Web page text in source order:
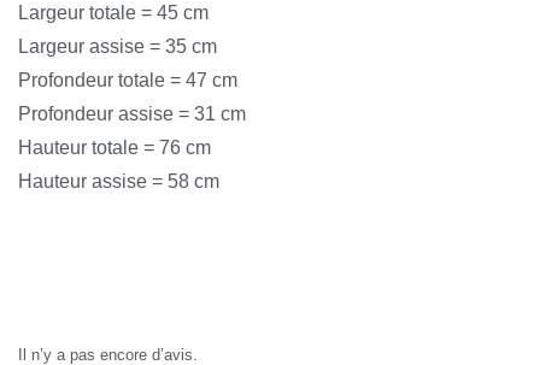
Largeur totale = 45 cm
Largeur assise = 35 cm
Profondeur totale = 47 cm
Profondeur assise = 31 cm
Hauteur totale = 76 cm
Hauteur assise = 58 cm
Il n’y a pas encore d’avis.